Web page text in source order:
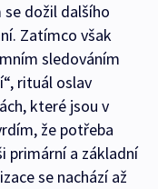
dožil dalšího
Zatímco však
sledováním
rituál oslav
které jsou v
že potřeba
primární a základní
se nachází až